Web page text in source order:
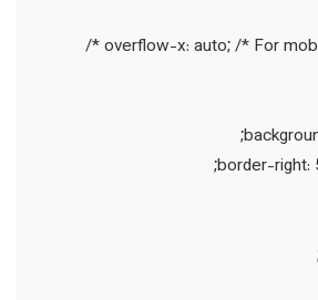
overflow-x: auto; /* For
border-right: